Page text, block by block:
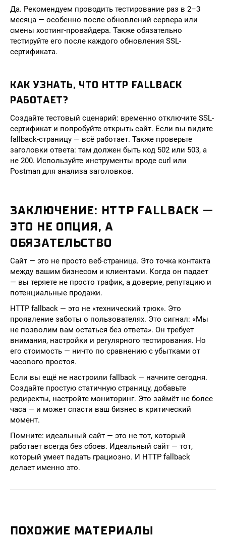
Да. Рекомендуем проводить тестирование раз в 2–3
месяца — особенно после обновлений сервера или
смены хостинг-провайдера. Также обязательно
тестируйте его после каждого обновления SSL-
сертификата.
КАК УЗНАТЬ, ЧТО HTTP FALLBACK
РАБОТАЕТ?
Создайте тестовый сценарий: временно отключите SSL-
сертификат и попробуйте открыть сайт. Если вы видите
fallback-страницу — всё работает. Также проверьте
заголовки ответа: там должен быть код 502 или 503, а
не 200. Используйте инструменты вроде curl или
Postman для анализа заголовков.
ЗАКЛЮЧЕНИЕ: HTTP FALLBACK —
ЭТО НЕ ОПЦИЯ, А
ОБЯЗАТЕЛЬСТВО
Сайт — это не просто веб-страница. Это точка контакта
между вашим бизнесом и клиентами. Когда он падает
— вы теряете не просто трафик, а доверие, репутацию и
потенциальные продажи.
HTTP fallback — это не «технический трюк». Это
проявление заботы о пользователях. Это сигнал: «Мы
не позволим вам остаться без ответа». Он требует
внимания, настройки и регулярного тестирования. Но
его стоимость — ничто по сравнению с убытками от
часового простоя.
Если вы ещё не настроили fallback — начните сегодня.
Создайте простую статичную страницу, добавьте
редиректы, настройте мониторинг. Это займёт не более
часа — и может спасти ваш бизнес в критический
момент.
Помните: идеальный сайт — это не тот, который
работает всегда без сбоев. Идеальный сайт — тот,
который умеет падать грациозно. И HTTP fallback
делает именно это.
ПОХОЖИЕ МАТЕРИАЛЫ